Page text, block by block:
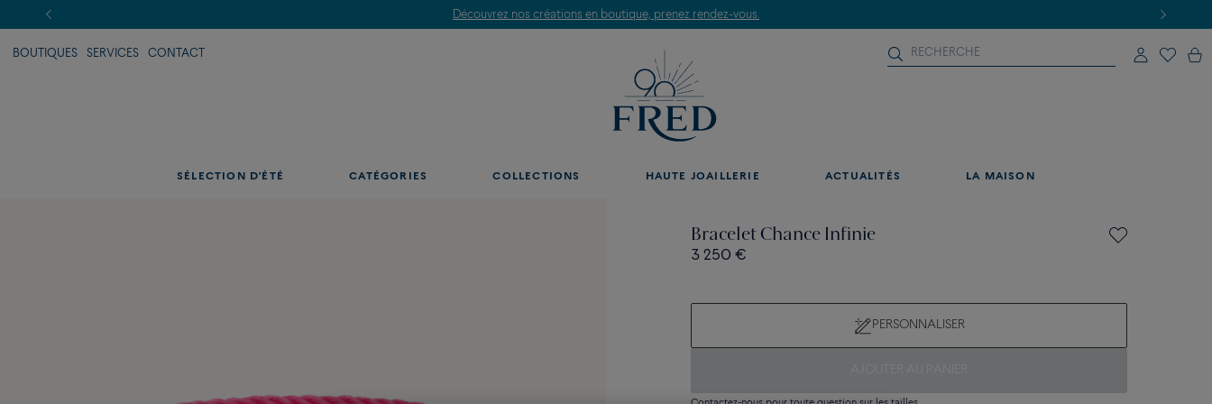
Découvrez nos créations en boutique, prenez rendez-vous.
BOUTIQUES SERVICES CONTACT
SÉLECTION D'ÉTÉ CATÉGORIES COLLECTIONS HAUTE JOAILLERIE ACTUALITÉS LA MAISON
Bracelet Chance Infinie
3 250 €
PERSONNALISER